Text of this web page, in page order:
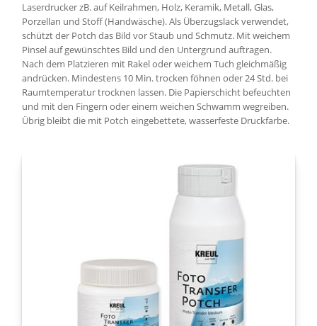
Laserdrucker zB. auf Keilrahmen, Holz, Keramik, Metall, Glas,
Porzellan und Stoff (Handwäsche). Als Überzugslack verwendet,
schützt der Potch das Bild vor Staub und Schmutz. Mit weichem
Pinsel auf gewünschtes Bild und den Untergrund auftragen.
Nach dem Platzieren mit Rakel oder weichem Tuch gleichmäßig
andrücken. Mindestens 10 Min. trocken föhnen oder 24 Std. bei
Raumtemperatur trocknen lassen. Die Papierschicht befeuchten
und mit den Fingern oder einem weichen Schwamm wegreiben.
Übrig bleibt die mit Potch eingebettete, wasserfeste Druckfarbe.